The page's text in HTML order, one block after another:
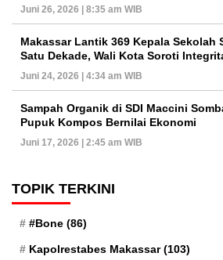
Juni 26, 2026 | 8:35 am WIB
Makassar Lantik 369 Kepala Sekolah
Satu Dekade, Wali Kota Soroti
Juni 24, 2026 | 4:34 am WIB
Sampah Organik di SDI Maccini
Pupuk Kompos Bernilai Ekonomi
Juni 17, 2026 | 2:45 am WIB
TOPIK TERKINI
#Bone (86)
Kapolrestabes Makassar(103)